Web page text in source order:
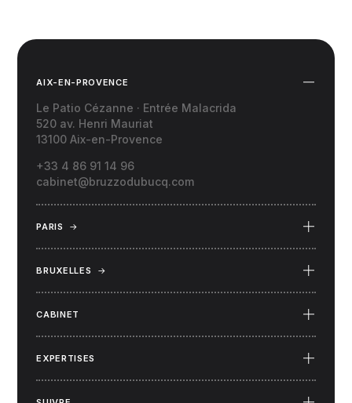
AIX-EN-PROVENCE
Le Patio Cézanne · Entrée Malacrida
520 av. Henri Mauriat
13100 Aix-en-Provence
+33 4 86 91 14 96
cabinet@bruzzodubucq.com
PARIS →
BRUXELLES →
CABINET
EXPERTISES